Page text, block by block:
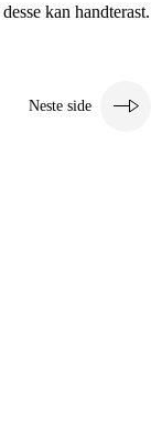
kan handterast.
Neste side